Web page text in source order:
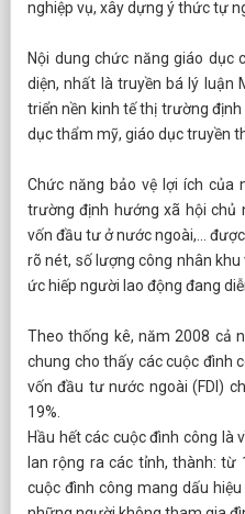
nghiệp vụ, xây dựng ý thức tự
Nội dung chức năng giáo
diện, nhất là truyền bá lý luận
triển nền kinh tế thị trường
dục thẩm mỹ, giáo dục truyền
Chức năng bảo vệ lợi ích của
trường định hướng xã hội chủ
vốn đầu tư ở nước ngoài,…
rõ nét, số lượng công nhân
ức hiếp người lao động đang
Theo thống kê, năm 2008 cả
chung cho thấy các cuộc đình
vốn đầu tư nước ngoài (FDI)
19%.
Hầu hết các cuộc đình công là
lan rộng ra các tỉnh, thành:
cuộc đình công mang dấu